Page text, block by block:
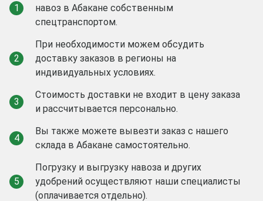
1
навоз в Абакане собственным
спецтранспортом.
2
При необходимости можем обсудить
доставку заказов в регионы на
индивидуальных условиях.
3
Стоимость доставки не входит в цену заказа
и рассчитывается персонально.
4
Вы также можете вывезти заказ с нашего
склада в Абакане самостоятельно.
5
Погрузку и выгрузку навоза и других
удобрений осуществляют наши специалисты
(оплачивается отдельно).